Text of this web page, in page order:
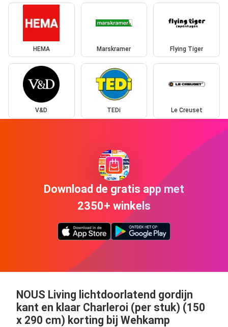
HEMA Marskramer Flying Tiger
V&D TEDi Le Creuset
Download de gratis app met
2350+ winkels
NOUS Living lichtdoorlatend gordijn
kant en klaar Charleroi (per stuk) (150
x 290 cm) korting bij Wehkamp